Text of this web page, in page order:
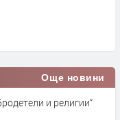
Още новини
и религии“